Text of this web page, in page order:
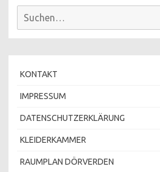
Suchen
KONTAKT
IMPRESSUM
DATENSCHUTZERKLÄRUNG
KLEIDERKAMMER
RAUMPLAN DÖRVERDEN